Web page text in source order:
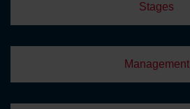
Stages
Management